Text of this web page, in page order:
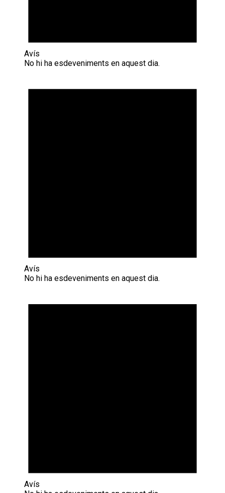
Avís
No hi ha esdeveniments en aquest dia.
Avís
No hi ha esdeveniments en aquest dia.
Avís